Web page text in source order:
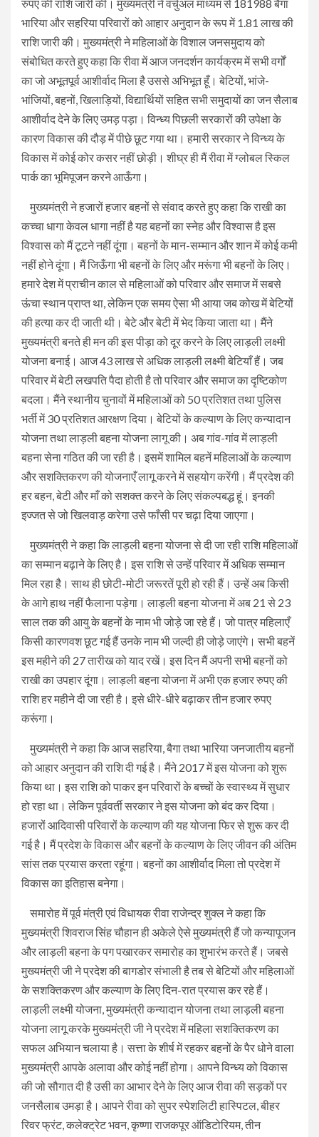
रुपए की राशि जारी की। मुख्यमंत्री ने वर्चुअल माध्यम से 181988 बैगा
भारिया और सहरिया परिवारों को आहार अनुदान के रूप में 1.81 लाख की
राशि जारी की। मुख्यमंत्री ने महिलाओं के विशाल जनसमुदाय को
संबोधित करते हुए कहा कि रीवा में आज जनदर्शन कार्यक्रम में सभी वर्गों
का जो अभूतपूर्व आशीर्वाद मिला है उससे अभिभूत हूँ। बेटियों, भांजे-
भांजियों, बहनों, खिलाड़ियों, विद्यार्थियों सहित सभी समुदायों का जन सैलाब
आशीर्वाद देने के लिए उमड़ पड़ा। विन्ध्य पिछली सरकारों की उपेक्षा के
कारण विकास की दौड़ में पीछे छूट गया था। हमारी सरकार ने विन्ध्य के
विकास में कोई कोर कसर नहीं छोड़ी। शीघ्र ही मैं रीवा में ग्लोबल स्किल
पार्क का भूमिपूजन करने आऊँगा।
मुख्यमंत्री ने हजारों हजार बहनों से संवाद करते हुए कहा कि राखी का
कच्चा धागा केवल धागा नहीं है यह बहनों का स्नेह और विश्वास है इस
विश्वास को मैं टूटने नहीं दूंगा। बहनों के मान-सम्मान और शान में कोई कमी
नहीं होने दूंगा। मैं जिऊँगा भी बहनों के लिए और मरूंगा भी बहनों के लिए।
हमारे देश में प्राचीन काल से महिलाओं को परिवार और समाज में सबसे
ऊंचा स्थान प्राप्त था, लेकिन एक समय ऐसा भी आया जब कोख में बेटियों
की हत्या कर दी जाती थी। बेटे और बेटी में भेद किया जाता था। मैंने
मुख्यमंत्री बनते ही मन की इस पीड़ा को दूर करने के लिए लाड़ली लक्ष्मी
योजना बनाई। आज 43 लाख से अधिक लाड़ली लक्ष्मी बेटियाँ हैं। जब
परिवार में बेटी लखपति पैदा होती है तो परिवार और समाज का दृष्टिकोण
बदला। मैंने स्थानीय चुनावों में महिलाओं को 50 प्रतिशत तथा पुलिस
भर्ती में 30 प्रतिशत आरक्षण दिया। बेटियों के कल्याण के लिए कन्यादान
योजना तथा लाड़ली बहना योजना लागू की। अब गांव-गांव में लाड़ली
बहना सेना गठित की जा रही है। इसमें शामिल बहनें महिलाओं के कल्याण
और सशक्तिकरण की योजनाएँ लागू करने में सहयोग करेंगी। मैं प्रदेश की
हर बहन, बेटी और माँ को सशक्त करने के लिए संकल्पबद्ध हूं। इनकी
इज्जत से जो खिलवाड़ करेगा उसे फाँसी पर चढ़ा दिया जाएगा।
मुख्यमंत्री ने कहा कि लाड़ली बहना योजना से दी जा रही राशि महिलाओं
का सम्मान बढ़ाने के लिए है। इस राशि से उन्हें परिवार में अधिक सम्मान
मिल रहा है। साथ ही छोटी-मोटी जरूरतें पूरी हो रही हैं। उन्हें अब किसी
के आगे हाथ नहीं फैलाना पड़ेगा। लाड़ली बहना योजना में अब 21 से 23
साल तक की आयु के बहनों के नाम भी जोड़े जा रहे हैं। जो पात्र महिलाएँ
किसी कारणवश छूट गई हैं उनके नाम भी जल्दी ही जोड़े जाएंगे। सभी बहनें
इस महीने की 27 तारीख को याद रखें। इस दिन मैं अपनी सभी बहनों को
राखी का उपहार दूंगा। लाड़ली बहना योजना में अभी एक हजार रुपए की
राशि हर महीने दी जा रही है। इसे धीरे-धीरे बढ़ाकर तीन हजार रुपए
करूंगा।
मुख्यमंत्री ने कहा कि आज सहरिया, बैगा तथा भारिया जनजातीय बहनों
को आहार अनुदान की राशि दी गई है। मैंने 2017 में इस योजना को शुरू
किया था। इस राशि को पाकर इन परिवारों के बच्चों के स्वास्थ्य में सुधार
हो रहा था। लेकिन पूर्ववर्ती सरकार ने इस योजना को बंद कर दिया।
हजारों आदिवासी परिवारों के कल्याण की यह योजना फिर से शुरू कर दी
गई है। मैं प्रदेश के विकास और बहनों के कल्याण के लिए जीवन की अंतिम
सांस तक प्रयास करता रहूंगा। बहनों का आशीर्वाद मिला तो प्रदेश में
विकास का इतिहास बनेगा।
समारोह में पूर्व मंत्री एवं विधायक रीवा राजेन्द्र शुक्ल ने कहा कि
मुख्यमंत्री शिवराज सिंह चौहान ही अकेले ऐसे मुख्यमंत्री हैं जो कन्यापूजन
और लाड़ली बहना के पग पखारकर समारोह का शुभारंभ करते हैं। जबसे
मुख्यमंत्री जी ने प्रदेश की बागडोर संभाली है तब से बेटियों और महिलाओं
के सशक्तिकरण और कल्याण के लिए दिन-रात प्रयास कर रहे हैं।
लाड़ली लक्ष्मी योजना, मुख्यमंत्री कन्यादान योजना तथा लाड़ली बहना
योजना लागू करके मुख्यमंत्री जी ने प्रदेश में महिला सशक्तिकरण का
सफल अभियान चलाया है। सत्ता के शीर्ष में रहकर बहनों के पैर धोने वाला
मुख्यमंत्री आपके अलावा और कोई नहीं होगा। आपने विन्ध्य को विकास
की जो सौगात दी है उसी का आभार देने के लिए आज रीवा की सड़कों पर
जनसैलाब उमड़ा है। आपने रीवा को सुपर स्पेशलिटी हास्पिटल, बीहर
रिवर फ्रंट, कलेक्ट्रेट भवन, कृष्णा राजकपूर ऑडिटोरियम, तीन